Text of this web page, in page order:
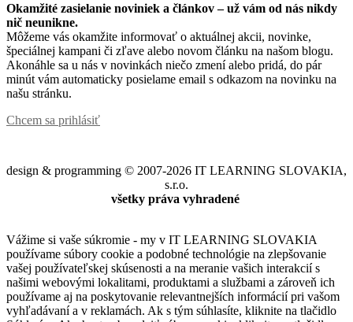
Okamžité zasielanie noviniek a článkov – už vám od nás nikdy
nič neunikne.
Môžeme vás okamžite informovať o aktuálnej akcii, novinke,
špeciálnej kampani či zľave alebo novom článku na našom blogu.
Akonáhle sa u nás v novinkách niečo zmení alebo pridá, do pár
minút vám automaticky posielame email s odkazom na novinku na
našu stránku.
Chcem sa prihlásiť
design & programming © 2007-2026 IT LEARNING SLOVAKIA,
s.r.o.
všetky práva vyhradené
Vážime si vaše súkromie - my v IT LEARNING SLOVAKIA
používame súbory cookie a podobné technológie na zlepšovanie
vašej používateľskej skúsenosti a na meranie vašich interakcií s
našimi webovými lokalitami, produktami a službami a zároveň ich
používame aj na poskytovanie relevantnejších informácií pri vašom
vyhľadávaní a v reklamách. Ak s tým súhlasíte, kliknite na tlačidlo